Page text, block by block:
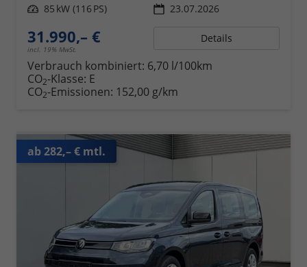
Leistung 85 kW (116 PS) 23.07.2026
31.990,– €
incl. 19% MwSt.
Details
Verbrauch kombiniert: 6,70 l/100km
CO2-Klasse: E
CO2-Emissionen: 152,00 g/km
ab 282,– € mtl.